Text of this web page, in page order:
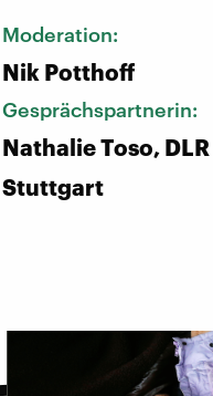
Moderation:
Nik Potthoff
Gesprächspartnerin:
Nathalie Toso, DLR
Stuttgart